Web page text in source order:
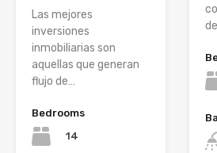
Las mejores
inversiones
inmobiliarias son
aquellas que generan
flujo de…
Bedrooms
14